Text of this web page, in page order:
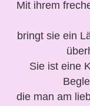
Mit ihrem
bringt sie ein
Sie ist eine
die man am